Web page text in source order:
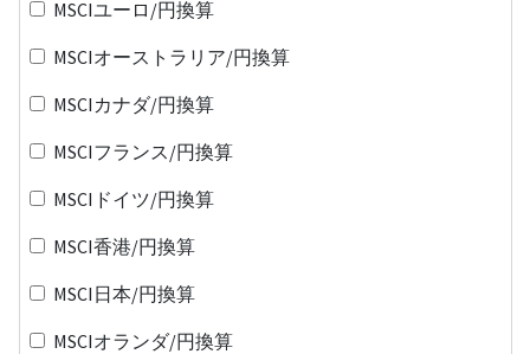
MSCIユーロ/円換算
MSCIオーストラリア/円換算
MSCIカナダ/円換算
MSCIフランス/円換算
MSCIドイツ/円換算
MSCI香港/円換算
MSCI日本/円換算
MSCIオランダ/円換算